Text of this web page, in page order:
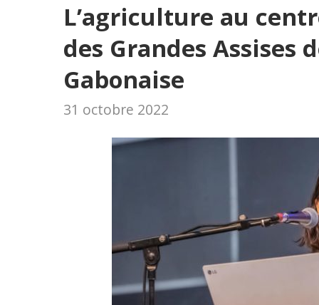
L’agriculture au
des Grandes Assises
Gabonaise
31 octobre 2022